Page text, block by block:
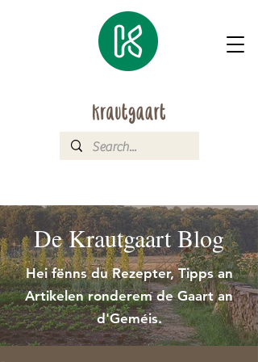
De Krautgaart Blog
Hei fënns du Rezepter, Tipps an
Artikelen ronderem de Gaart an
d'Geméis.